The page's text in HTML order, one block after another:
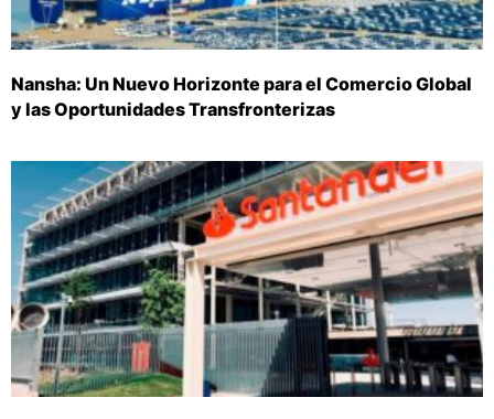
Nansha: Un Nuevo Horizonte para el Comercio Global
y las Oportunidades Transfronterizas